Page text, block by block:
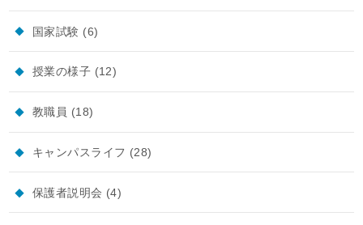
国家試験 (6)
授業の様子 (12)
教職員 (18)
キャンパスライフ (28)
保護者説明会 (4)